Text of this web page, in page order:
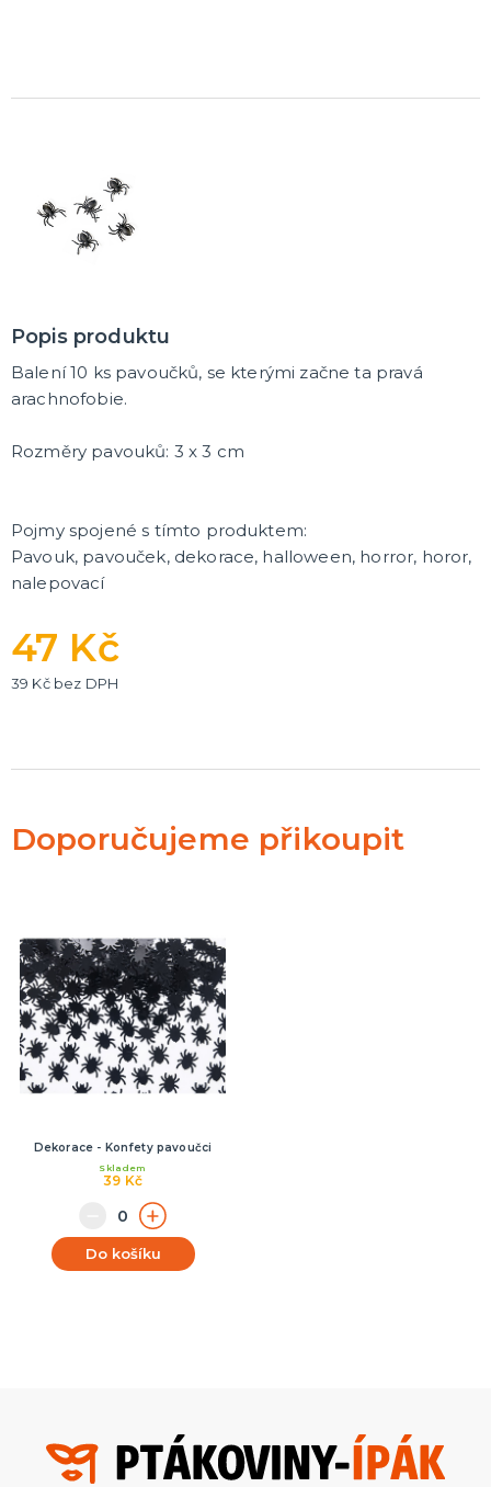
Popis produktu
Balení 10 ks pavoučků, se kterými začne ta pravá
arachnofobie.
Rozměry pavouků: 3 x 3 cm
Pojmy spojené s tímto produktem:
Pavouk, pavouček, dekorace, halloween, horror, horor,
nalepovací
47 Kč
39 Kč bez DPH
Doporučujeme přikoupit
Dekorace - Konfety pavoučci
39 Kč
Skladem
Do košíku